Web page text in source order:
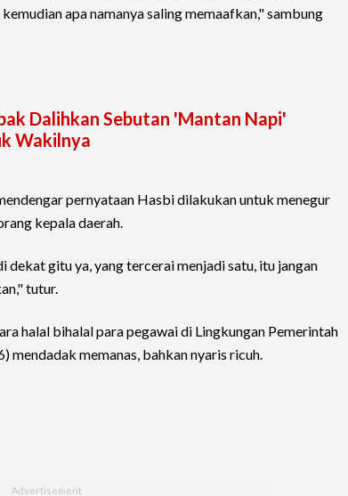
apa namanya saling memaafkan," sambung
Dalihkan Sebutan 'Mantan Napi'
Wakilnya
pernyataan Hasbi dilakukan untuk menegur
kepala daerah.
dekat gitu ya, yang tercerai menjadi satu, itu jangan
tutur.
halal bihalal para pegawai di Lingkungan Pemerintah
mendadak memanas, bahkan nyaris ricuh.